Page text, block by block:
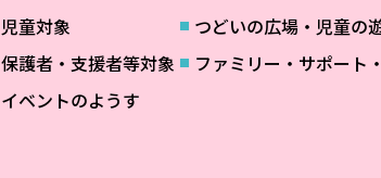
児童対象
保護者・支援者等対象
イベントのようす
つどいの広場・児童の
ファミリー・サポート